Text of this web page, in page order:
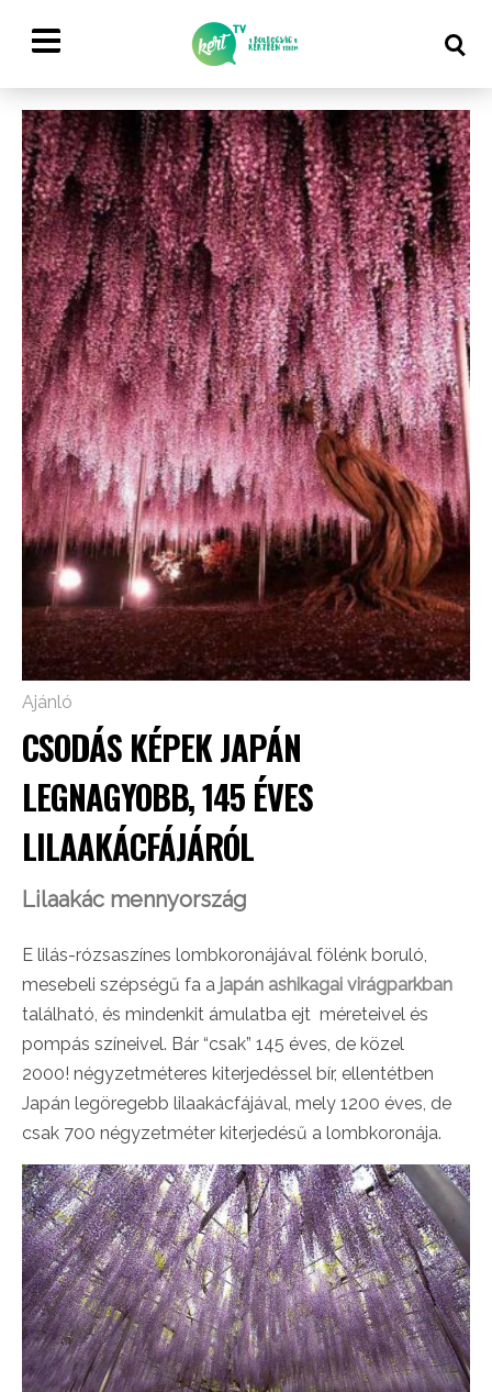
Ajánló
CSODÁS KÉPEK JAPÁN
LEGNAGYOBB, 145 ÉVES
LILAAKÁCFÁJÁRÓL
Lilaakác mennyország
E lilás-rózsaszínes lombkoronájával fölénk boruló,
mesebeli szépségű fa a japán ashikagai virágparkban
található, és mindenkit ámulatba ejt méreteivel és
pompás színeivel. Bár “csak” 145 éves, de közel
2000! négyzetméteres kiterjedéssel bír, ellentétben
Japán legöregebb lilaakácfájával, mely 1200 éves, de
csak 700 négyzetméter kiterjedésű a lombkoronája.